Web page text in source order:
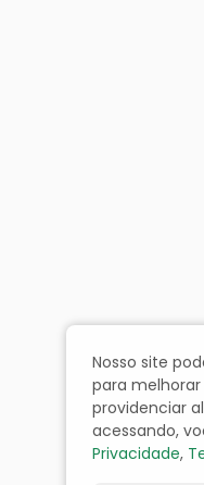
Nosso site
para
providenciar
acessando,
Privacidade,